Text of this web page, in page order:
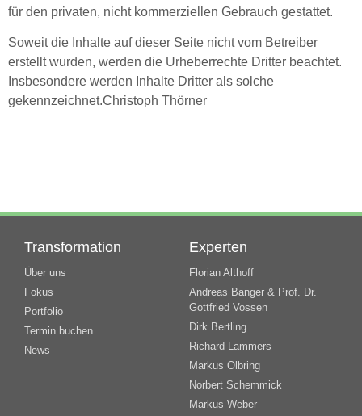
für den privaten, nicht kommerziellen Gebrauch gestattet.
Soweit die Inhalte auf dieser Seite nicht vom Betreiber
erstellt wurden, werden die Urheberrechte Dritter beachtet.
Insbesondere werden Inhalte Dritter als solche
gekennzeichnet.Christoph Thörner
Transformation
Über uns
Fokus
Portfolio
Termin buchen
News
Experten
Florian Althoff
Andreas Banger & Prof. Dr.
Gottfried Vossen
Dirk Bertling
Richard Lammers
Markus Olbring
Norbert Schemmick
Markus Weber